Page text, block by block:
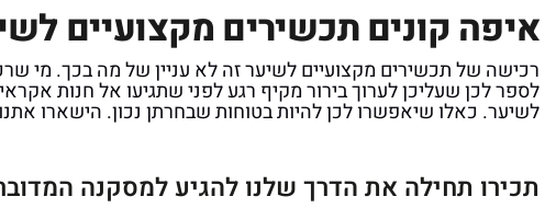
איפה קונים תכשירים מקצועיים
רכישה של תכשירים מקצועיים לשיער זה לא עניין של מה בכך. מי
לספר לכן שעליכן לערוך בירור מקיף רגע לפני שתגיעו אל חנות
לשיער. כאלו שיאפשרו לכן להיות בטוחות שבחרתן נכון. הישארו
תכירו תחילה את הדרך שלנו להגיע למסקנה